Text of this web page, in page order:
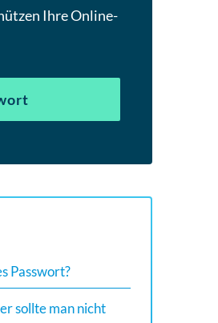
Ihre Online-
Passwort?
sollte man nicht